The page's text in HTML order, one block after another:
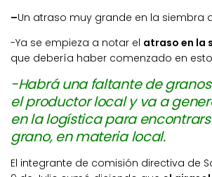
–Un atraso muy grande en la siembra
-Ya se empieza a notar el atraso en la
que debería haber comenzado en
-Habrá una faltante de
el productor local y va a
en la logística para
grano, en materia local.
El integrante de comisión directiva de